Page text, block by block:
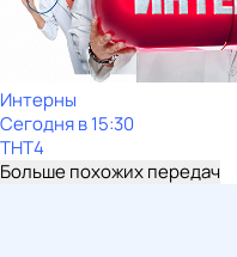
Интерны
Сегодня в 15:30
ТНТ4
Больше похожих передач